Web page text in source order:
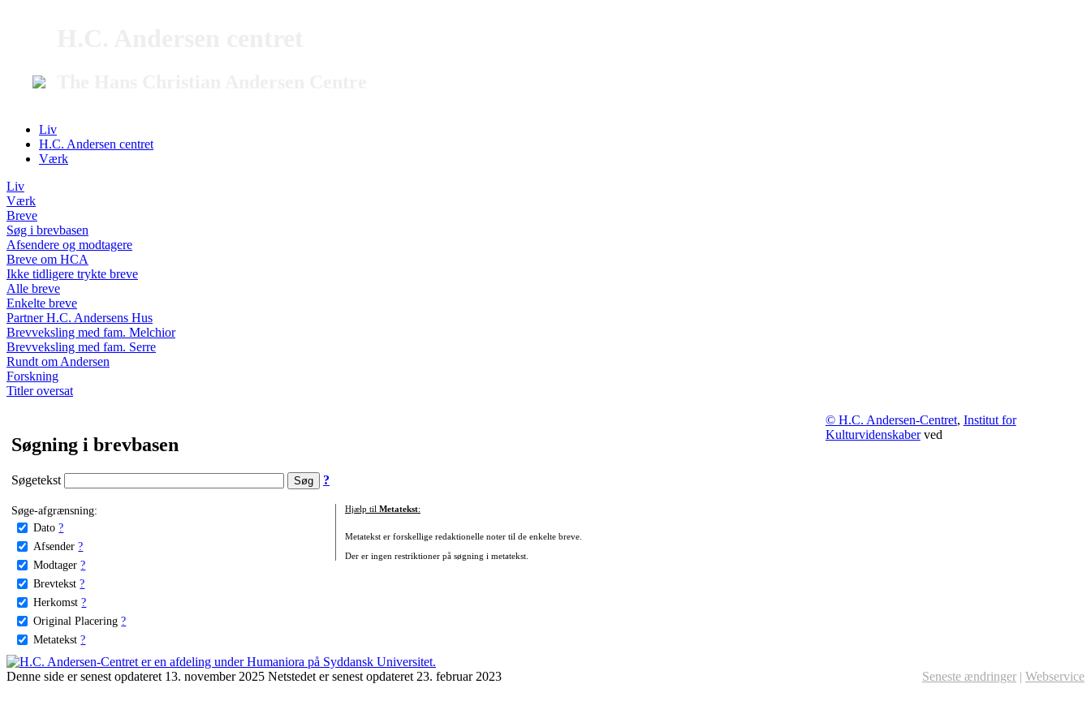
Liv
H.C. Andersen centret
Værk
Liv
Værk
Breve
Søg i brevbasen
Afsendere og modtagere
Breve om HCA
Ikke tidligere trykte breve
Alle breve
Enkelte breve
Partner H.C. Andersens Hus
Brevveksling med fam. Melchior
Brevveksling med fam. Serre
Rundt om Andersen
Forskning
Titler oversat
Søgning i brevbasen
Søgetekst ?
Søge-afgrænsning:
Dato ?
Afsender ?
Modtager ?
Brevtekst ?
Herkomst ?
Original Placering ?
Metatekst ?
Hjælp til Metatekst:
Metatekst er forskellige redaktionelle noter til de enkelte breve.
Der er ingen restriktioner på søgning i metatekst.
© H.C. Andersen-Centret, Institut for
Kulturvidenskaberved
Denne side er senest opdateret 13. november 2025 Netstedet er senest opdateret 23. februar 2023 Seneste ændringer | Webservice